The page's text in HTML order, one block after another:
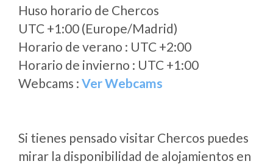
Huso horario de Chercos
UTC +1:00 (Europe/Madrid)
Horario de verano : UTC +2:00
Horario de invierno : UTC +1:00
Webcams : Ver Webcams
Si tienes pensado visitar Chercos puedes
mirar la disponibilidad de alojamientos en